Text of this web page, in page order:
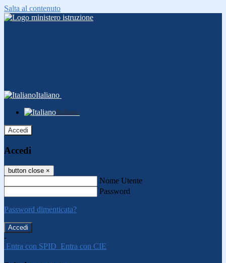
Salta al contenuto
Italiano
Italiano
Accedi
Accedi
button close ×
Nome Utente
Password
Password dimenticata?
-
Entra con SPID Entra con CIE